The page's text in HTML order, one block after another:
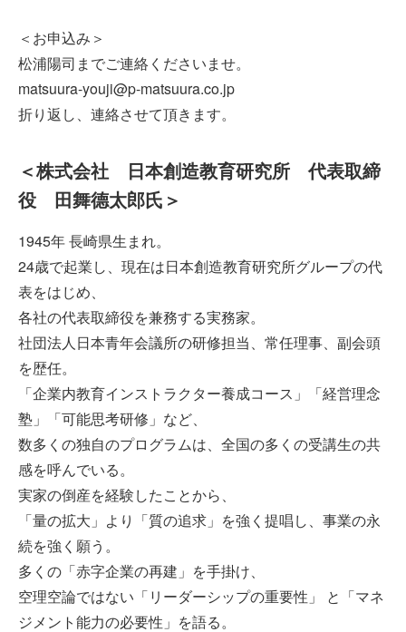
＜お申込み＞
松浦陽司までご連絡くださいませ。
matsuura-youji@p-matsuura.co.jp
折り返し、連絡させて頂きます。
＜株式会社 日本創造教育研究所 代表取締
役 田舞德太郎氏＞
1945年 長崎県生まれ。
24歳で起業し、現在は日本創造教育研究所グループの代
表をはじめ、
各社の代表取締役を兼務する実務家。
社団法人日本青年会議所の研修担当、常任理事、副会頭
を歴任。
「企業内教育インストラクター養成コース」「経営理念
塾」「可能思考研修」など、
数多くの独自のプログラムは、全国の多くの受講生の共
感を呼んでいる。
実家の倒産を経験したことから、
「量の拡大」より「質の追求」を強く提唱し、事業の永
続を強く願う。
多くの「赤字企業の再建」を手掛け、
空理空論ではない「リーダーシップの重要性」 と「マネ
ジメント能力の必要性」を語る。